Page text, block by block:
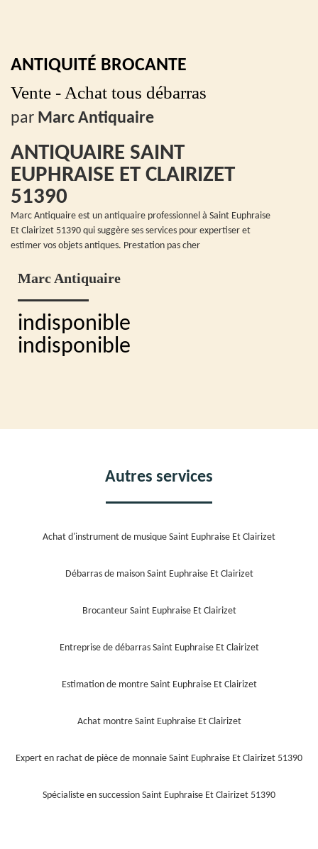
ANTIQUITÉ BROCANTE
Vente - Achat tous débarras
par Marc Antiquaire
ANTIQUAIRE SAINT
EUPHRAISE ET CLAIRIZET
51390
Marc Antiquaire est un antiquaire professionnel à Saint Euphraise
Et Clairizet 51390 qui suggère ses services pour expertiser et
estimer vos objets antiques. Prestation pas cher
Marc Antiquaire
indisponible
indisponible
Autres services
Achat d'instrument de musique Saint Euphraise Et Clairizet
Débarras de maison Saint Euphraise Et Clairizet
Brocanteur Saint Euphraise Et Clairizet
Entreprise de débarras Saint Euphraise Et Clairizet
Estimation de montre Saint Euphraise Et Clairizet
Achat montre Saint Euphraise Et Clairizet
Expert en rachat de pièce de monnaie Saint Euphraise Et Clairizet 51390
Spécialiste en succession Saint Euphraise Et Clairizet 51390